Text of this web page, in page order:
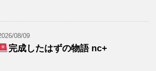
08/09
完成したはずの物語 nc+